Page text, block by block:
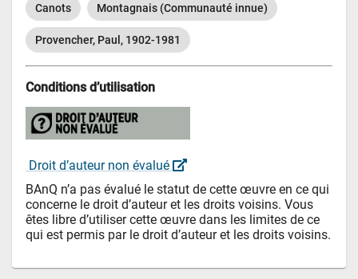
Canots Montagnais (Communauté innue)
Provencher, Paul, 1902-1981
Conditions d’utilisation
Droit d’auteur non évalué
BAnQ n’a pas évalué le statut de cette œuvre en ce qui
concerne le droit d’auteur et les droits voisins. Vous
êtes libre d’utiliser cette œuvre dans les limites de ce
qui est permis par le droit d’auteur et les droits voisins.